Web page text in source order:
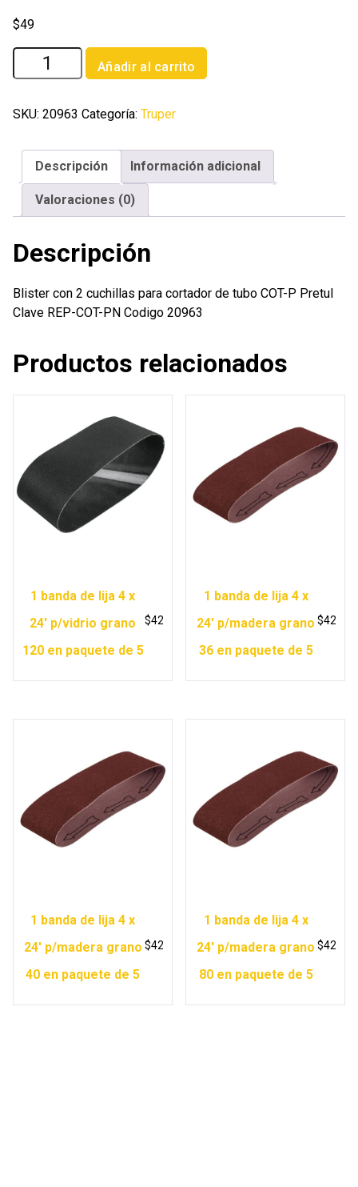
$49
Blister
con
cuchillas
cortador
tubo
COT-
Pretul
cantidad
Añadir al carrito
SKU: 20963 Categoría: Truper
Descripción Información adicional
Valoraciones (0)
Descripción
Blister con 2 cuchillas para cortador de tubo COT-P Pretul
Clave REP-COT-PN Codigo 20963
Productos relacionados
1 banda de lija 4 x
24′ p/vidrio grano
120 en paquete de 5
$42
1 banda de lija 4 x
24′ p/madera grano
36 en paquete de 5
$42
1 banda de lija 4 x
24′ p/madera grano
40 en paquete de 5
$42
1 banda de lija 4 x
24′ p/madera grano
80 en paquete de 5
$42